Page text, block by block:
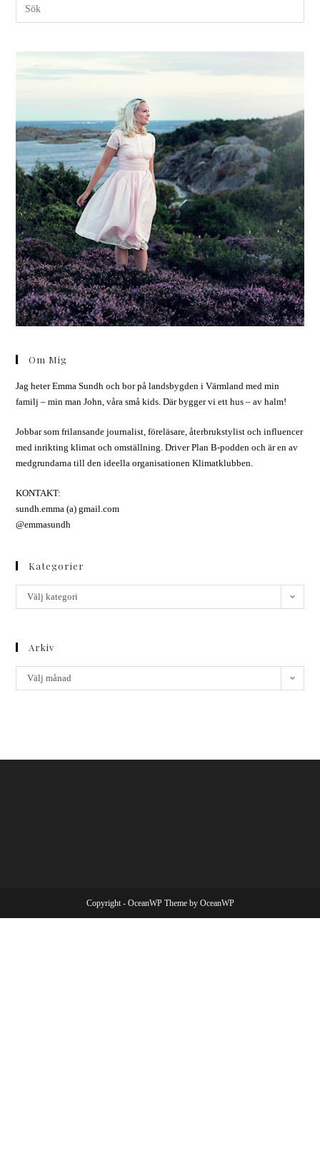
Om Mig
Jag heter Emma Sundh och bor på landsbygden i Värmland med min
familj – min man John, våra små kids. Där bygger vi ett hus – av halm!
Jobbar som frilansande journalist, föreläsare, återbrukstylist och influencer
med inrikting klimat och omställning. Driver Plan B-podden och är en av
medgrundarna till den ideella organisationen Klimatklubben.
KONTAKT:
sundh.emma (a) gmail.com
@emmasundh
Kategorier
Välj kategori
Arkiv
Välj månad
Copyright - OceanWP Theme by OceanWP